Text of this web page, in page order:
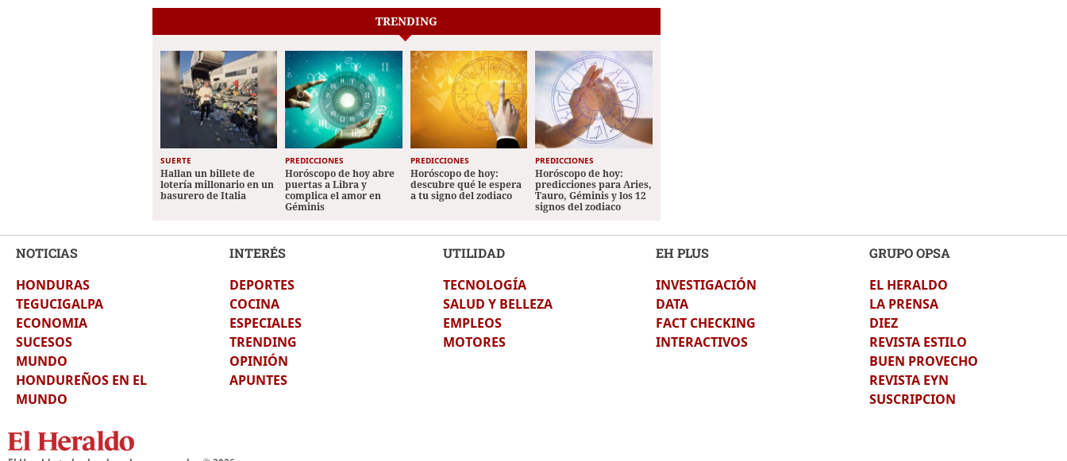
TRENDING
SUERTE
Hallan un billete de
lotería millonario en un
basurero de Italia
PREDICCIONES
Horóscopo de hoy abre
puertas a Libra y
complica el amor en
Géminis
PREDICCIONES
Horóscopo de hoy:
descubre qué le espera
a tu signo del zodiaco
PREDICCIONES
Horóscopo de hoy:
predicciones para Aries,
Tauro, Géminis y los 12
signos del zodiaco
NOTICIAS
HONDURAS
TEGUCIGALPA
ECONOMIA
SUCESOS
MUNDO
HONDUREÑOS EN EL
MUNDO
INTERÉS
DEPORTES
COCINA
ESPECIALES
TRENDING
OPINIÓN
APUNTES
UTILIDAD
TECNOLOGÍA
SALUD Y BELLEZA
EMPLEOS
MOTORES
EH PLUS
INVESTIGACIÓN
DATA
FACT CHECKING
INTERACTIVOS
GRUPO OPSA
EL HERALDO
LA PRENSA
DIEZ
REVISTA ESTILO
BUEN PROVECHO
REVISTA EYN
SUSCRIPCION